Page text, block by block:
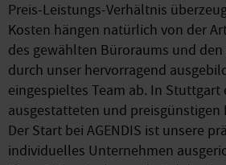
Preis-Leistungs-Verhältnis
Kosten hängen natürlich von der
des gewählten Büroraums und
durch unser hervorragend
eingespieltes Team ab. In
ausgestatteten und
Der Start bei AGENDIS ist unsere
individuelles Unternehmen